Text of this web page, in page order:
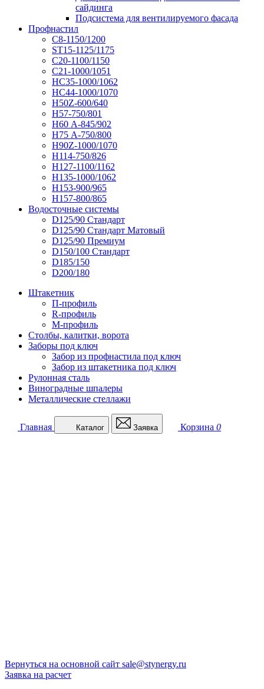
сайдинга
Подсистема для вентилируемого фасада
Профнастил
С8-1150/1200
ST15-1125/1175
С20-1100/1150
С21-1000/1051
НС35-1000/1062
НС44-1000/1070
Н50Z-600/640
Н57-750/801
Н60 А-845/902
Н75 А-750/800
Н90Z-1000/1070
Н114-750/826
Н127-1100/1162
Н135-1000/1062
Н153-900/965
Н157-800/865
Водосточные системы
D125/90 Стандарт
D125/90 Стандарт Матовый
D125/90 Премиум
D150/100 Стандарт
D185/150
D200/180
Штакетник
П-профиль
R-профиль
М-профиль
Столбы, калитки, ворота
Заборы под ключ
Забор из профнастила под ключ
Забор из штакетника под ключ
Рулонная сталь
Виноградные шпалеры
Металлические стеллажи
Главная Каталог Заявка Корзина 0
Вернуться на основной сайт sale@stynergy.ru
Заявка на расчет